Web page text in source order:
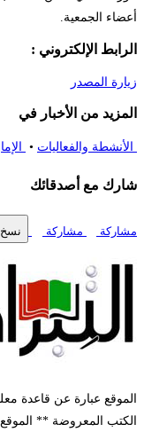
الجمعية.
الإلكتروني :
المصدر
من الأخبار في
والفعاليات • الإمارات
مع أصدقائك
مشاركة نسخ
عبارة عن قاعدة
المعروضة ** الموقع